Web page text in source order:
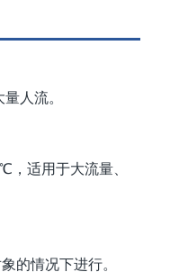
人流。
℃，适用于大流量、
的情况下进行。